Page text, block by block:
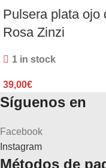
Pulsera plata ojo
Rosa Zinzi
1 in stock
39,00€
Síguenos en
Facebook
Instagram
Métodos de